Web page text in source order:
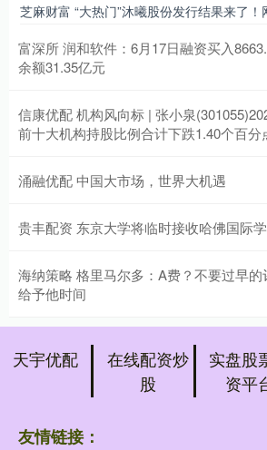
芝麻财富 “大热门”沐曦股份发行结果来了
富深所 润和软件：6月17日融资买入
余额31.35亿元
信康优配 机构风向标 | 张小泉
前十大机构持股比例合计下跌1.40个百分
涌融优配 中国大市场，世界大机遇
贵丰配资 东京大学将临时接收哈佛国际
海纳策略 格里马尔多：A费？不要过早
给予他时间
天宇优配
在线配资炒
股
实盘股
资平
友情链接：